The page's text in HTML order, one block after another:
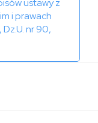
ustawy z
i prawach
nr 90,